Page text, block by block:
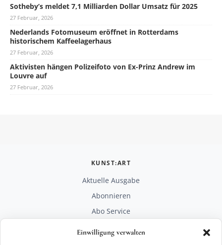
Einwilligung verwalten
Sotheby’s meldet 7,1 Milliarden Dollar Umsatz für 2025
27 Februar, 2026
Nederlands Fotomuseum eröffnet in Rotterdams
historischem Kaffeelagerhaus
27 Februar, 2026
Aktivisten hängen Polizeifoto von Ex-Prinz Andrew im
Louvre auf
27 Februar, 2026
KUNST:ART
Aktuelle Ausgabe
Abonnieren
Abo Service